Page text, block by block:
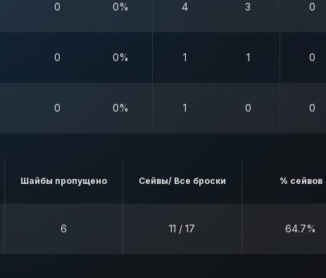
0 0% 4 3 0
0 0% 1 1 0
0 0% 1 0 0
Шайбы пропущено Сейвы/ Все броски % сейвов
6 11 / 17 64.7%